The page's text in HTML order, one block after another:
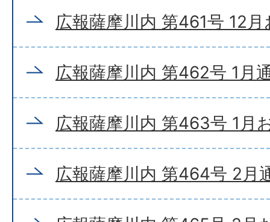
広報薩摩川内 第461号 12
広報薩摩川内 第462号 1月
広報薩摩川内 第463号 1月
広報薩摩川内 第464号 2月